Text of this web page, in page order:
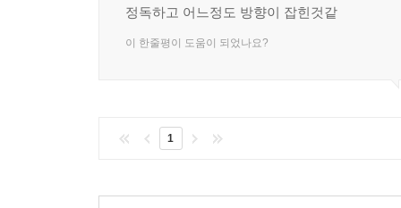
정독하고 어느정도 방향이 잡힌것같
이 한줄평이 도움이 되었나요?
1